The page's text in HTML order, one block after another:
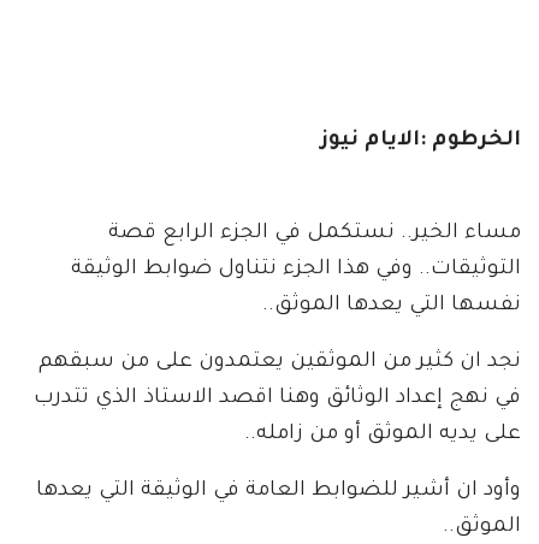
الخرطوم :الايام نيوز
مساء الخير.. نستكمل في الجزء الرابع قصة
التوثيقات.. وفي هذا الجزء نتناول ضوابط الوثيقة
نفسها التي يعدها الموثق..
نجد ان كثير من الموثقين يعتمدون على من سبقهم
في نهج إعداد الوثائق وهنا اقصد الاستاذ الذي تتدرب
على يديه الموثق أو من زامله..
وأود ان أشير للضوابط العامة في الوثيقة التي يعدها
الموثق..